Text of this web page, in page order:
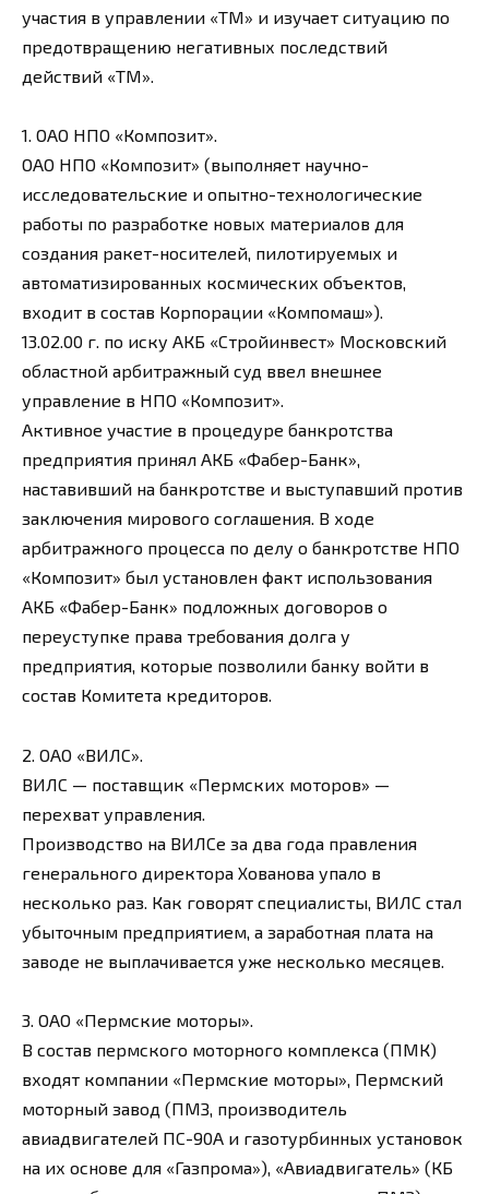
участия в управлении «ТМ» и изучает ситуацию по
предотвращению негативных последствий
действий «ТМ».
1. ОАО НПО «Композит».
ОАО НПО «Композит» (выполняет научно-
исследовательские и опытно-технологические
работы по разработке новых материалов для
создания ракет-носителей, пилотируемых и
автоматизированных космических объектов,
входит в состав Корпорации «Компомаш»).
13.02.00 г. по иску АКБ «Стройинвест» Московский
областной арбитражный суд ввел внешнее
управление в НПО «Композит».
Активное участие в процедуре банкротства
предприятия принял АКБ «Фабер-Банк»,
наставивший на банкротстве и выступавший против
заключения мирового соглашения. В ходе
арбитражного процесса по делу о банкротстве НПО
«Композит» был установлен факт использования
АКБ «Фабер-Банк» подложных договоров о
переуступке права требования долга у
предприятия, которые позволили банку войти в
состав Комитета кредиторов.
2. ОАО «ВИЛС».
ВИЛС — поставщик «Пермских моторов» —
перехват управления.
Производство на ВИЛСе за два года правления
генерального директора Хованова упало в
несколько раз. Как говорят специалисты, ВИЛС стал
убыточным предприятием, а заработная плата на
заводе не выплачивается уже несколько месяцев.
3. ОАО «Пермские моторы».
В состав пермского моторного комплекса (ПМК)
входят компании «Пермские моторы», Пермский
моторный завод (ПМЗ, производитель
авиадвигателей ПC-90A и газотурбинных установок
на их основе для «Газпрома»), «Авиадвигатель» (КБ